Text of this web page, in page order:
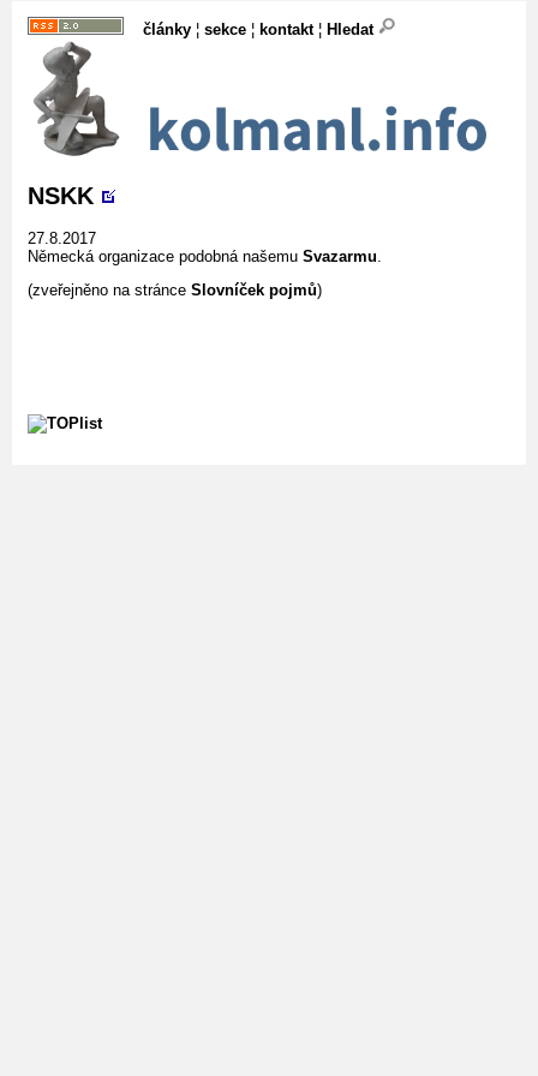
články ¦ sekce ¦ kontakt¦ Hledat
NSKK
27.8.2017
Německá organizace podobná našemu Svazarmu
(zveřejněno na stránce Slovníček pojmů)